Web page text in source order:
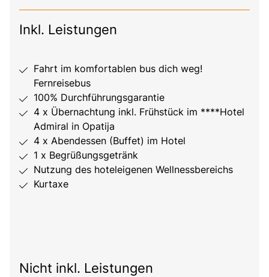
Inkl. Leistungen
Fahrt im komfortablen bus dich weg!
Fernreisebus
100% Durchführungsgarantie
4 x Übernachtung inkl. Frühstück im ****Hotel
Admiral in Opatija
4 x Abendessen (Buffet) im Hotel
1 x Begrüßungsgetränk
Nutzung des hoteleigenen Wellnessbereichs
Kurtaxe
Nicht inkl. Leistungen